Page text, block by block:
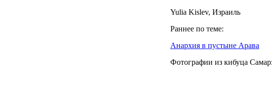
Yulia Kislev, Израиль
Раннее по теме:
Анархия в пустыне Арава
Фотографии из кибуца Самар: